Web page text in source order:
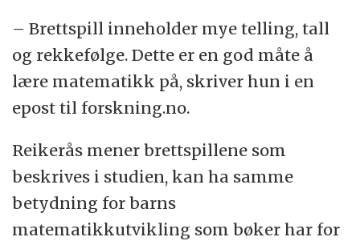
– Brettspill inneholder mye telling, tall
og rekkefølge. Dette er en god måte å
lære matematikk på, skriver hun i en
epost til forskning.no.
Reikerås mener brettspillene som
beskrives i studien, kan ha samme
betydning for barns
matematikkutvikling som bøker har for